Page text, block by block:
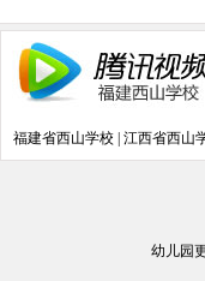
福建省西山学校 江西省西山
幼儿园